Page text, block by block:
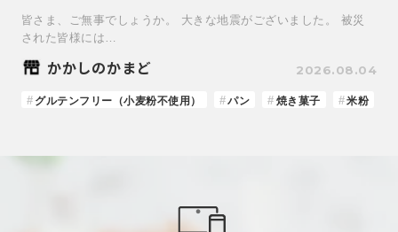
皆さま、ご無事でしょうか。 大きな地震がございました。 被災
された皆様には…
かかしのかまど 2026.08.04
グルテンフリー（小麦粉不使用） パン 焼き菓子 米粉